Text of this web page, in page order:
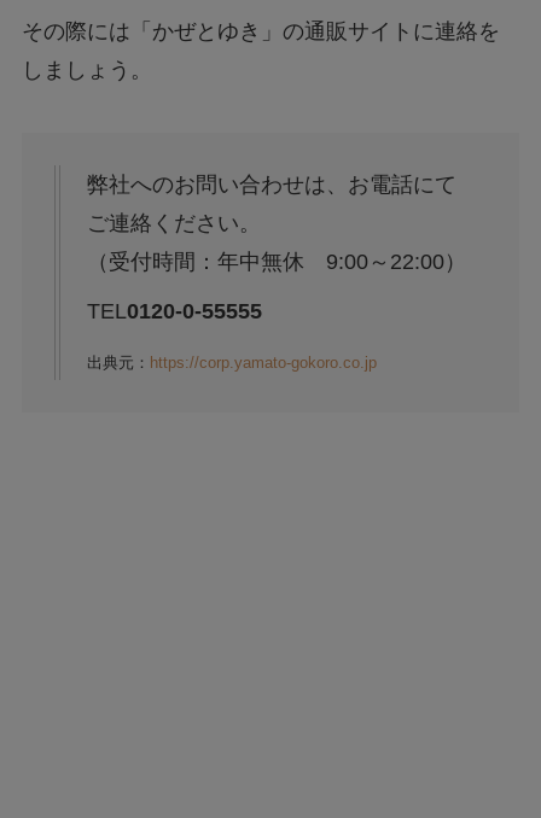
その際には「かぜとゆき」の通販サイトに連絡を
しましょう。
弊社へのお問い合わせは、お電話にて
ご連絡ください。
（受付時間：年中無休 9:00～22:00）
TEL0120-0-55555
出典元： https://corp.yamato-gokoro.co.jp